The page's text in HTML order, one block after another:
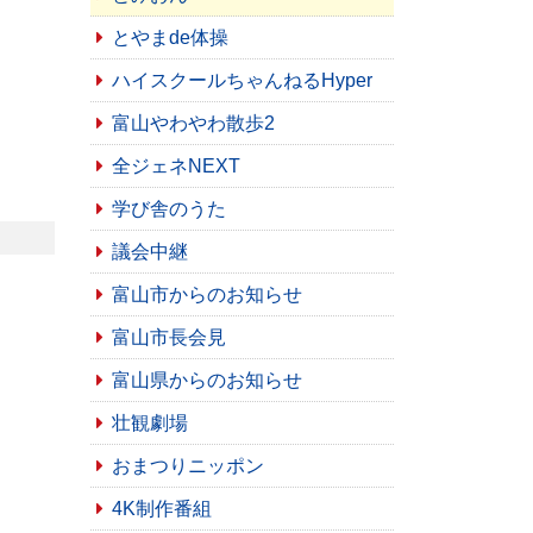
とやまde体操
ハイスクールちゃんねるHyper
富山やわやわ散歩2
全ジェネNEXT
学び舎のうた
議会中継
富山市からのお知らせ
富山市長会見
富山県からのお知らせ
壮観劇場
おまつりニッポン
4K制作番組